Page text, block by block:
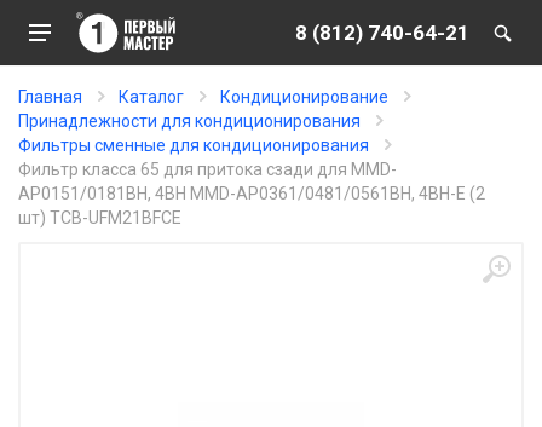
8 (812) 740-64-21
Главная Каталог
Кондиционирование
Принадлежности для кондиционирования
Фильтры сменные для кондиционирования
Фильтр класса 65 для притока сзади для MMD-
AP0151/0181BH, 4BH MMD-AP0361/0481/0561BH, 4BH-E (2
шт) TCB-UFM21BFCE